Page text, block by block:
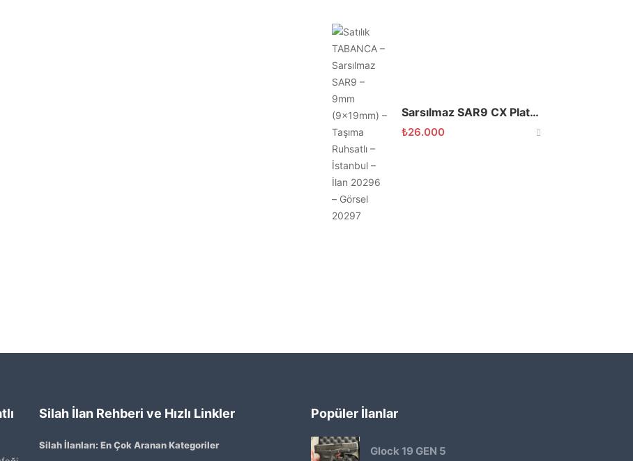
Sarsılmaz SAR9 CX Platinum 9mm
₺26.000
Silah İlan Rehberi ve Hızlı Linkler
Silah İlanları: En Çok Aranan Kategoriler
Popüler İlanlar
Glock 19 GEN 5